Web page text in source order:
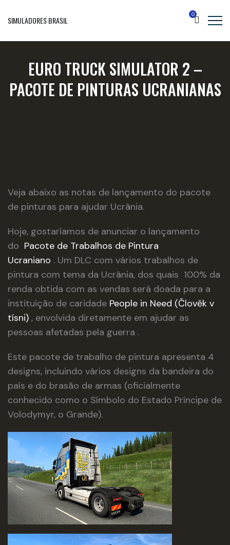
SIMULADORES BRASIL
0
EURO TRUCK SIMULATOR 2 –
PACOTE DE PINTURAS UCRANIANAS
Veja abaixo as notas de lançamento do pacote
de pinturas para ajudar Ucrânia.
Hoje, gostaríamos de anunciar o lançamento
do Pacote de Trabalhos de Pintura
Ucraniano . Um DLC com vários trabalhos de
pintura com tema da Ucrânia, dos quais 100% da
renda obtida com as vendas será doada para a
instituição de caridade People in Need (Člověk v
tísni) , envolvida diretamente em ajudar as
pessoas afetadas pela guerra .
Este pacote de trabalho de pintura apresenta 4
designs, incluindo vários designs da bandeira do
país e do brasão de armas (oficialmente
conhecido como o Símbolo do Estado Príncipe de
Volodymyr, o Grande).